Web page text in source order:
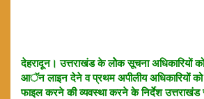
देहरादून। उत्तराखंड के लोेक सूचना अधिकारियों को
आॅन लाइन देने व प्रथम अपीलीय अधिकारियों
फाइल करने की व्यवस्था करने के निर्देश